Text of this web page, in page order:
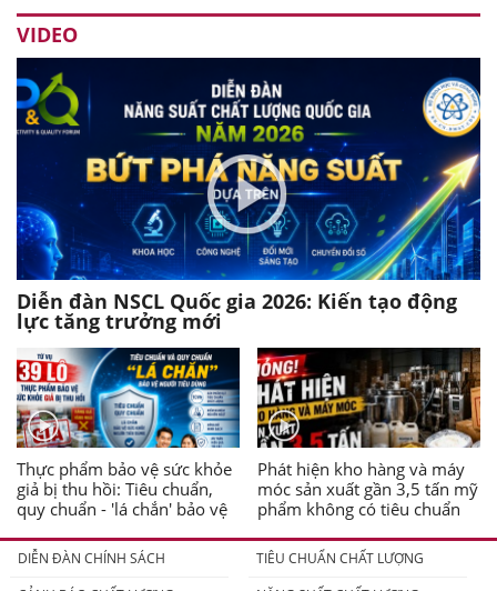
VIDEO
Diễn đàn NSCL Quốc gia 2026: Kiến tạo động
lực tăng trưởng mới
Thực phẩm bảo vệ sức khỏe
giả bị thu hồi: Tiêu chuẩn,
quy chuẩn - 'lá chắn' bảo vệ
Phát hiện kho hàng và máy
móc sản xuất gần 3,5 tấn mỹ
phẩm không có tiêu chuẩn
DIỄN ĐÀN CHÍNH SÁCH
TIÊU CHUẨN CHẤT LƯỢNG